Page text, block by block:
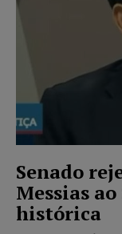
Senado
Messias
histórica